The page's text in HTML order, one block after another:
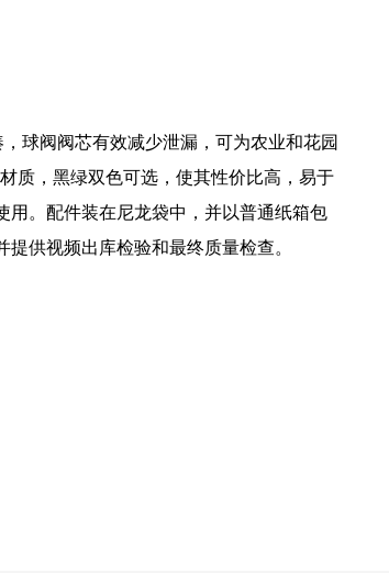
球阀阀芯有效减少泄漏，可为农业和花园
质，黑绿双色可选，使其性价比高，易于
用。配件装在尼龙袋中，并以普通纸箱包
供视频出库检验和最终质量检查。